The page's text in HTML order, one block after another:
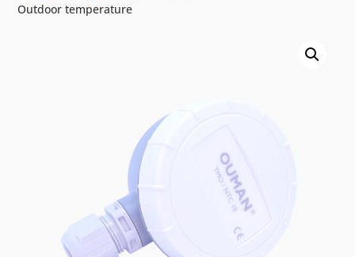
Outdoor temperature